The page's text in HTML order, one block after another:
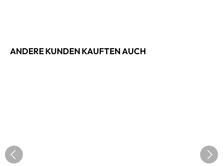
ANDERE KUNDEN KAUFTEN AUCH